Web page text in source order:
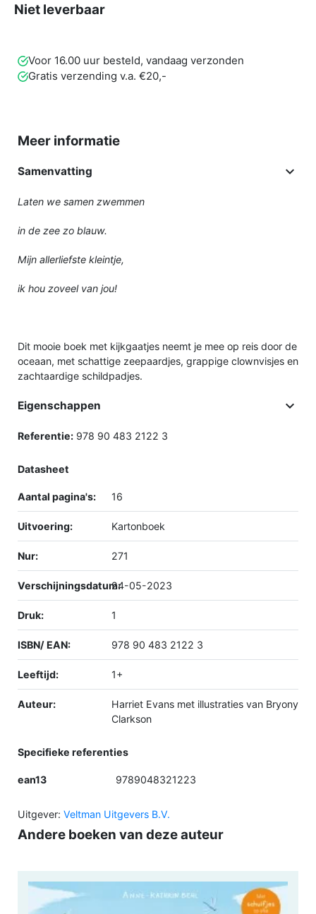
Niet leverbaar
Voor 16.00 uur besteld, vandaag verzonden
Gratis verzending v.a. €20,-
Meer informatie
Samenvatting 
Laten we samen zwemmen
in de zee zo blauw.
Mijn allerliefste kleintje,
ik hou zoveel van jou!
Dit mooie boek met kijkgaatjes neemt je mee op reis door de
oceaan, met schattige zeepaardjes, grappige clownvisjes en
zachtaardige schildpadjes.
Eigenschappen 
Referentie: 978 90 483 2122 3
Datasheet
Aantal pagina's: 16
Uitvoering: Kartonboek
Nur: 271
Verschijningsdatum:24-05-2023
Druk: 1
ISBN/ EAN: 978 90 483 2122 3
Leeftijd: 1+
Auteur:
Harriet Evans met illustraties van Bryony
Clarkson
Specifieke referenties
ean13 9789048321223
Uitgever: Veltman Uitgevers B.V.
Andere boeken van deze auteur